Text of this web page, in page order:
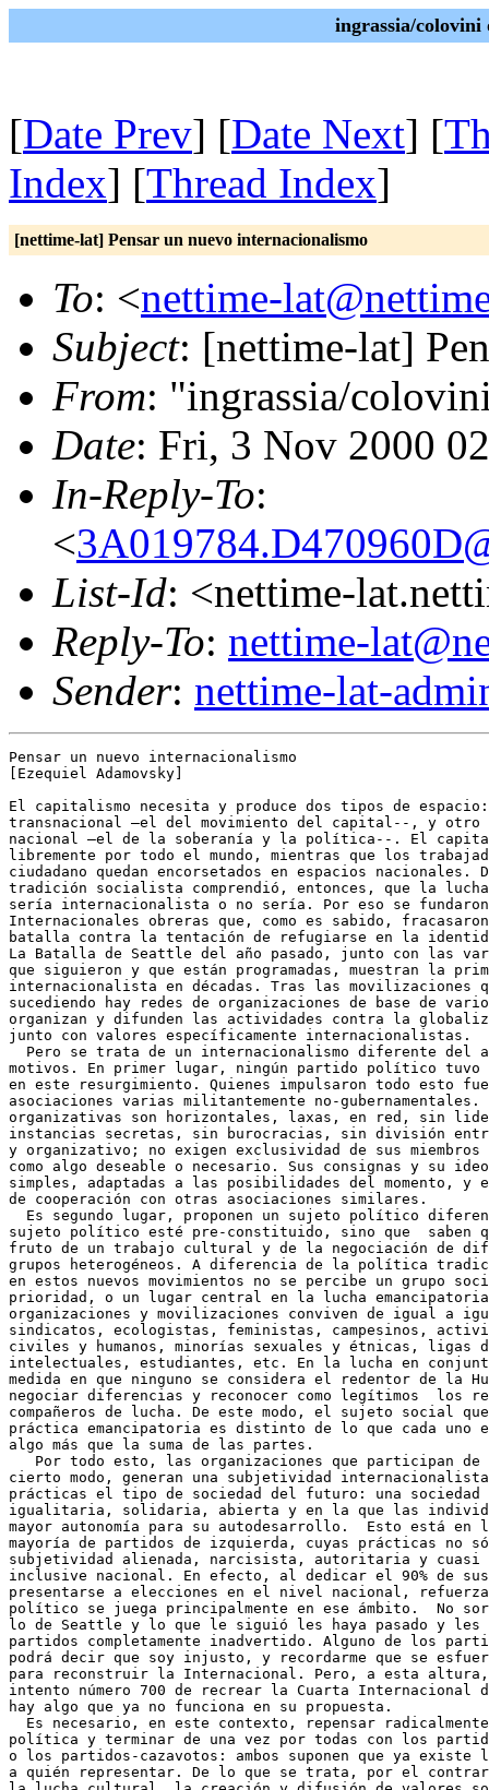
ingrassia/colovini
[Date Prev] [Date Next] [
Index] [Thread Index]
[nettime-lat] Pensar un nuevo internacionalismo
To: <nettime-
Subject: [nettime-lat]
From: "ingrassia/
Date: Fri, 3 Nov 2000
In-Reply-To:
<
List-Id: <nettime-
Reply-To: nettime-
Sender: nettime-lat-
Pensar un nuevo internacionalismo
[Ezequiel Adamovsky]
El capitalismo necesita y produce dos tipos de
transnacional –el del movimiento del capital--, y otro
nacional –el de la soberanía y la política--. El capital
libremente por todo el mundo, mientras que los
ciudadano quedan encorsetados en espacios nacionales.
tradición socialista comprendió, entonces, que la
sería internacionalista o no sería. Por eso se
Internacionales obreras que, como es sabido,
batalla contra la tentación de refugiarse en la
La Batalla de Seattle del año pasado, junto con las
que siguieron y que están programadas, muestran la
internacionalista en décadas. Tras las movilizaciones
sucediendo hay redes de organizaciones de base de
organizan y difunden las actividades contra la
junto con valores específicamente internacionalistas.
Pero se trata de un internacionalismo diferente del
motivos. En primer lugar, ningún partido político tuvo
en este resurgimiento. Quienes impulsaron todo esto
asociaciones varias militantemente no-gubernamentales.
organizativas son horizontales, laxas, en red, sin
instancias secretas, sin burocracias, sin división
y organizativo; no exigen exclusividad de sus
como algo deseable o necesario. Sus consignas y su
simples, adaptadas a las posibilidades del momento, y
de cooperación con otras asociaciones similares.
Es segundo lugar, proponen un sujeto político
sujeto político esté pre-constituido, sino que  saben
fruto de un trabajo cultural y de la negociación de
grupos heterogéneos. A diferencia de la política
en estos nuevos movimientos no se percibe un grupo
prioridad, o un lugar central en la lucha
organizaciones y movilizaciones conviven de igual a
sindicatos, ecologistas, feministas, campesinos,
civiles y humanos, minorías sexuales y étnicas, ligas
intelectuales, estudiantes, etc. En la lucha en
medida en que ninguno se considera el redentor de la
negociar diferencias y reconocer como legítimos  los
compañeros de lucha. De este modo, el sujeto social
práctica emancipatoria es distinto de lo que cada
algo más que la suma de las partes.
Por todo esto, las organizaciones que participan de
cierto modo, generan una subjetividad
prácticas el tipo de sociedad del futuro: una sociedad
igualitaria, solidaria, abierta y en la que las
mayor autonomía para su autodesarrollo.  Esto está en
mayoría de partidos de izquierda, cuyas prácticas no
subjetividad alienada, narcisista, autoritaria y
inclusive nacional. En efecto, al dedicar el 90% de
presentarse a elecciones en el nivel nacional,
político se juega principalmente en ese ámbito.  No
lo de Seattle y lo que le siguió les haya pasado y les
partidos completamente inadvertido. Alguno de los
podrá decir que soy injusto, y recordarme que se
para reconstruir la Internacional. Pero, a esta
intento número 700 de recrear la Cuarta Internacional
hay algo que ya no funciona en su propuesta.
Es necesario, en este contexto, repensar
política y terminar de una vez por todas con los
o los partidos-cazavotos: ambos suponen que ya
a quién representar. De lo que se trata, por el